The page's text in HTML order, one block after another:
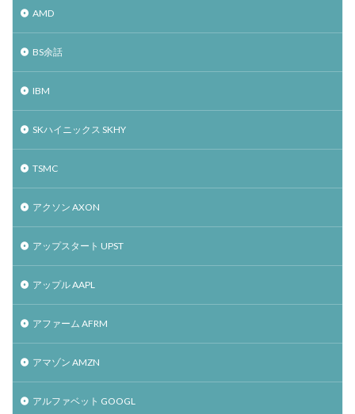
AMD
BS余話
IBM
SKハイニックス SKHY
TSMC
アクソン AXON
アップスタート UPST
アップル AAPL
アファーム AFRM
アマゾン AMZN
アルファベット GOOGL